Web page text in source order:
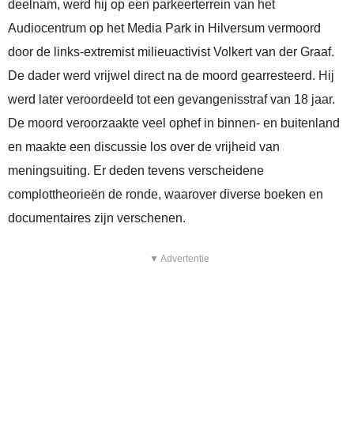
deelnam, werd hij op een parkeerterrein van het
Audiocentrum op het Media Park in Hilversum vermoord
door de links-extremist milieuactivist Volkert van der Graaf.
De dader werd vrijwel direct na de moord gearresteerd. Hij
werd later veroordeeld tot een gevangenisstraf van 18 jaar.
De moord veroorzaakte veel ophef in binnen- en buitenland
en maakte een discussie los over de vrijheid van
meningsuiting. Er deden tevens verscheidene
complottheorieën de ronde, waarover diverse boeken en
documentaires zijn verschenen.
▼ Advertentie